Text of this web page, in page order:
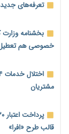
آغاز اجرای
محدودیت تازه
کنترل تورم
سایپا و پارس‌خودرو
تعرفه‌های جدید
بخشنامه
خصوصی هم
مشتریان
قالب طرح «افرا»